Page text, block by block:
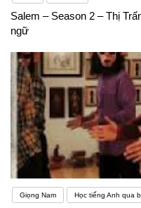
Salem – Season 2 – Thị
ngữ
Giọng Nam Học tiếng Anh qua